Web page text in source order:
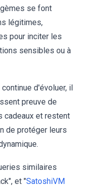
se font
légitimes,
pour inciter les
sensibles ou à
d'évoluer, il
preuve de
cadeaux et restent
de protéger leurs
similaires
et "SatoshiVM